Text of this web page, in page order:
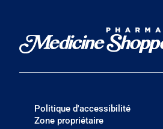
Politique d'accessibilité
Zone propriétaire